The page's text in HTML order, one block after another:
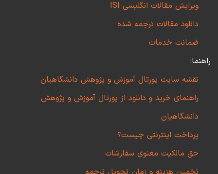
ویرایش مقالات انگلیسی ISI
دانلود مقالات ترجمه شده
ضمانت خدمات
راهنما:
نقشه سایت پورتال آموزش و پژوهش دانشگاهیان
راهنمای خرید و دانلود از پورتال آموزش و پژوهش
دانشگاهیان
پرداخت اینترنتی چیست؟
حق مالکیت معنوی سفارشات